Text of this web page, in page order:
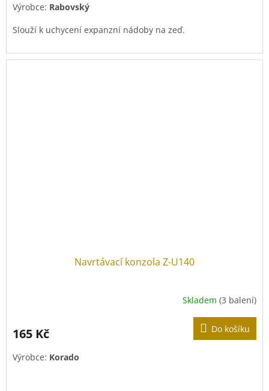
Výrobce: Rabovský
Slouží k uchycení expanzní nádoby na zeď.
Navrtávací konzola Z-U140
Skladem (3 balení)
165 Kč Do košíku
Výrobce: Korado